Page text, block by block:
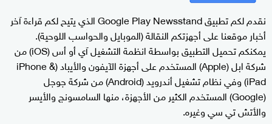
نقدم لكم تطبيق Google Play Newsstand الذي يتيح لكم قراءة آخر
أخبار موقعنا على أجهزتكم النقالة (الموبايل والحواسب اللوحية).
يمكنكم تحميل التطبيق بواسطة انظمة التشغيل آي أو أس (iOS‏) من
شركة ابل (Apple) المستخدم على أجهزة الآيفون والأيباد (iPhone &
iPad‏) وفي نظام تشغيل أندرويد (Android) من شركة جوجل
(Google) المستخدم الكثير من الأجهزة، منها السامسونج والأيسر
والأتش تي سي وغيره.